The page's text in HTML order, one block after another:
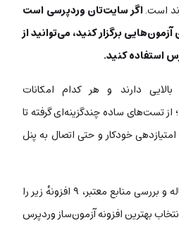
است.اگر سایت‌تان وردپرسی است
برگزار کنید، می‌توانید از
استفاده کنید.
بالایی دارند و هر کدام امکانات
تست‌های ساده چندگزینه‌ای گرفته تا
خودکار و حتی اتصال به پنل
ما بر اساس تجربهٔ چندین ساله و بررسی منابع معتبر، ۹ افزونهٔ زیر را
بهترین افزونه آزمون‌ساز وردپرس